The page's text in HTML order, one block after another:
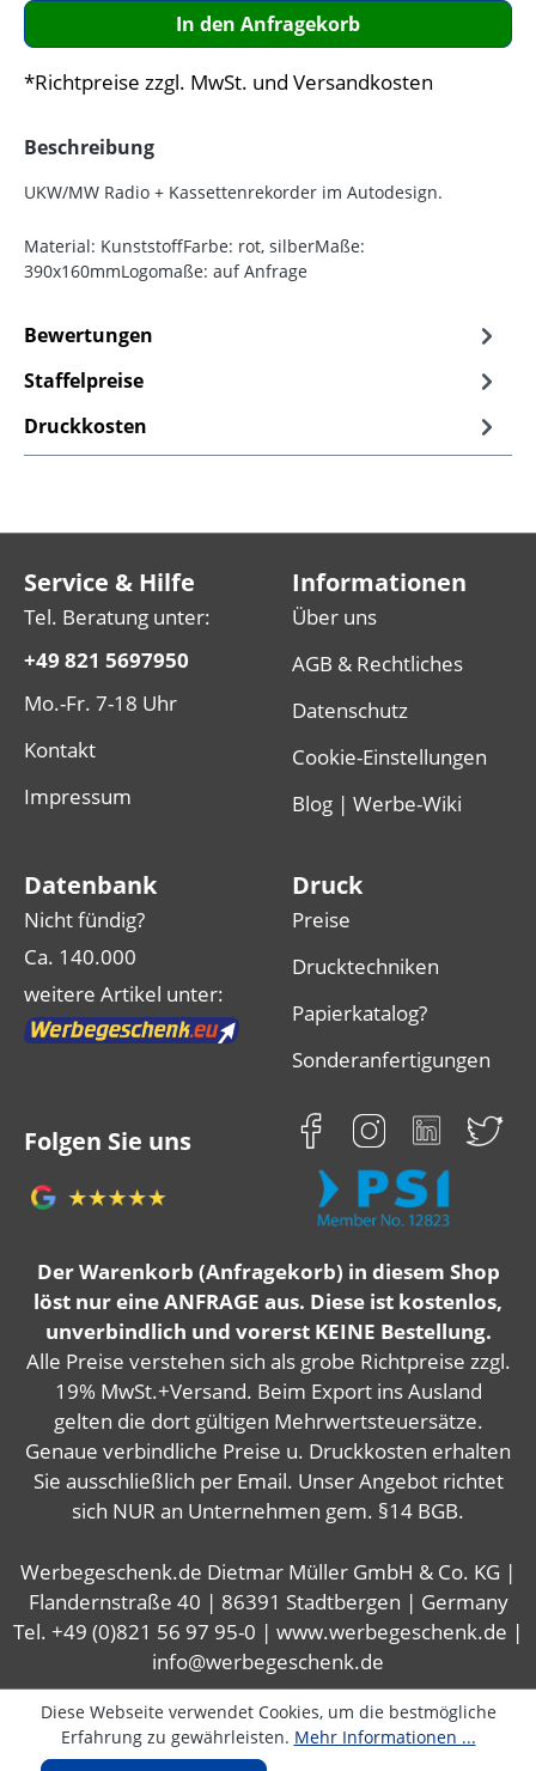
In den Anfragekorb
*Richtpreise zzgl. MwSt. und Versandkosten
Beschreibung
UKW/MW Radio + Kassettenrekorder im Autodesign.
Material: KunststoffFarbe: rot, silberMaße:
390x160mmLogomaße: auf Anfrage
Bewertungen
Staffelpreise
Druckkosten
Service & Hilfe
Tel. Beratung unter:
+49 821 5697950
Mo.-Fr. 7-18 Uhr
Kontakt
Impressum
Informationen
Über uns
AGB & Rechtliches
Datenschutz
Cookie-Einstellungen
Blog | Werbe-Wiki
Datenbank
Nicht fündig?
Ca. 140.000
weitere Artikel unter:
Druck
Preise
Drucktechniken
Papierkatalog?
Sonderanfertigungen
Folgen Sie uns
Der Warenkorb (Anfragekorb) in diesem Shop
löst nur eine ANFRAGE aus. Diese ist kostenlos,
unverbindlich und vorerst KEINE Bestellung.
Alle Preise verstehen sich als grobe Richtpreise zzgl.
19% MwSt.+Versand. Beim Export ins Ausland
gelten die dort gültigen Mehrwertsteuersätze.
Genaue verbindliche Preise u. Druckkosten erhalten
Sie ausschließlich per Email. Unser Angebot richtet
sich NUR an Unternehmen gem. §14 BGB.
Werbegeschenk.de Dietmar Müller GmbH & Co. KG |
Flandernstraße 40 | 86391 Stadtbergen | Germany
Tel. +49 (0)821 56 97 95-0 | www.werbegeschenk.de |
info@werbegeschenk.de
Diese Webseite verwendet Cookies, um die bestmögliche
Erfahrung zu gewährleisten. Mehr Informationen ...